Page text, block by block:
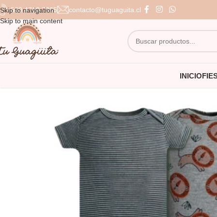
Skip to navigation
Skip to main content
+569 4710 7265 contacto@tuguaguita.cl
INICIO